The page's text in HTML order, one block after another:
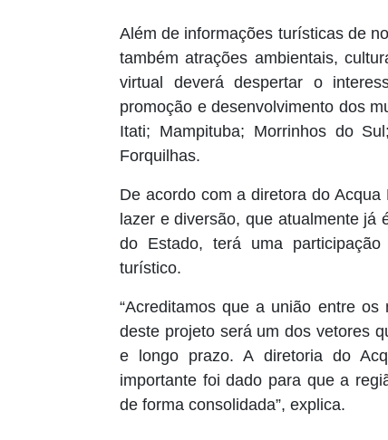
Além de informações turísticas de
também atrações ambientais,
virtual deverá despertar o
promoção e desenvolvimento dos
Itati; Mampituba; Morrinhos do
Forquilhas.
De acordo com a diretora do
lazer e diversão, que atualmente já
do Estado, terá uma
turístico.
“Acreditamos que a união entre
deste projeto será um dos vetores
e longo prazo. A diretoria do
importante foi dado para que a
de forma consolidada”, explica.